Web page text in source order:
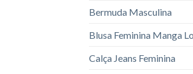
Bermuda Masculina
Blusa Feminina Manga
Calça Jeans Feminina